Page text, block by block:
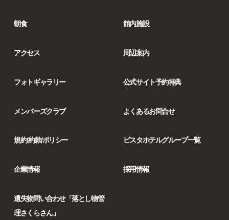
朝食 館内施設
アクセス 周辺案内
フォトギャラリー 公式サイト予約特典
メンバーズクラブ よくあるお問合せ
規約/約款/ポリシー ビスタホテルグループ一覧
企業情報 採用情報
遺失物問い合わせ「落とし物管
理さくらさん」